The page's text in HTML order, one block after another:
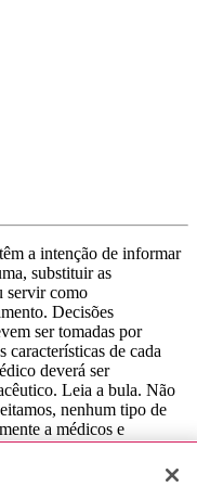
a intenção de informar
substituir as
servir como
Decisões
ser tomadas por
características de cada
deverá ser
Leia a bula. Não
nenhum tipo de
a médicos e
de medicamento sem
ou marketplace, ou seja,